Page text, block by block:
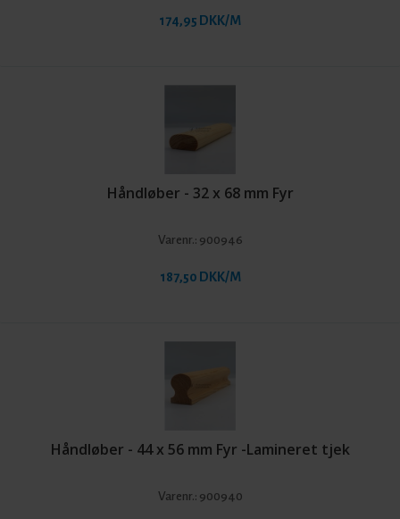
174,95 DKK/M
Håndløber - 32 x 68 mm Fyr
Varenr.: 900946
187,50 DKK/M
Håndløber - 44 x 56 mm Fyr -Lamineret tjek
Varenr.: 900940